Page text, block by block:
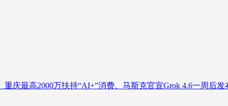
庆最高2000万扶持“AI+”消费、马斯克官宣Grok 4.6一周后发